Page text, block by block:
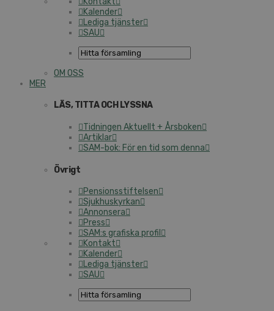
Kalender
Lediga tjänster
SAU
OM OSS
MER
LÄS, TITTA OCH LYSSNA
Tidningen Aktuellt + Årsboken
Artiklar
SAM-bok: För en tid som denna
Övrigt
Pensionsstiftelsen
Sjukhuskyrkan
Annonsera
Press
SAM:s grafiska profil
Kontakt
Kalender
Lediga tjänster
SAU